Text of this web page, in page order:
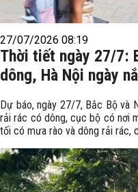
27/07/2026 08:19
Thời tiết ngày 27/7:
dông, Hà Nội ngày
Dự báo, ngày 27/7, Bắc Bộ và
rải rác có dông, cục bộ có nơi
tối có mưa rào và dông rải rác,